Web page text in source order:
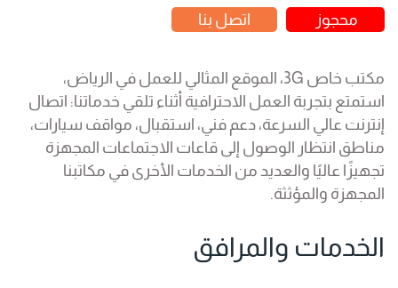
محجوز اتصل بنا
مكتب خاص 3G، الموقع المثالي للعمل في الرياض،
استمتع بتجربة العمل الاحترافية أثناء تلقي خدماتنا: اتصال
إنترنت عالي السرعة، دعم فني، استقبال، مواقف سيارات،
مناطق انتظار الوصول إلى قاعات الاجتماعات المجهزة
تجهيزًا عاليًا والعديد من الخدمات الأخرى في مكاتبنا
المجهزة والمؤثثة.
الخدمات والمرافق